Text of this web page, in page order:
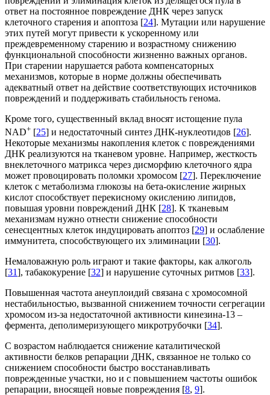
ответ на постоянное повреждение ДНК через запуск
клеточного старения и апоптоза [24]. Мутации или нарушение
этих путей могут привести к ускоренному или
преждевременному старению и возрастному снижению
функциональной способности жизненно важных органов.
При старении нарушается работа компенсаторных
механизмов, которые в норме должны обеспечивать
адекватный ответ на действие соответствующих источников
повреждений и поддерживать стабильность генома.
Кроме того, существенный вклад вносят истощение пула
NAD+ [25] и недостаточный синтез ДНК-нуклеотидов [26].
Некоторые механизмы накопления клеток с повреждениями
ДНК реализуются на тканевом уровне. Например, жесткость
внеклеточного матрикса через дисморфию клеточного ядра
может провоцировать поломки хромосом [27]. Переключение
клеток с метаболизма глюкозы на бета-окисление жирных
кислот способствует перекисному окислению липидов,
повышая уровни повреждений ДНК [28]. К тканевым
механизмам нужно отнести снижение способности
сенесцентных клеток индуцировать апоптоз [29] и ослабление
иммунитета, способствующего их элиминации [30].
Немаловажную роль играют и такие факторы, как алкоголь
[31], табакокурение [32] и нарушение суточных ритмов [33].
Повышенная частота анеуплоидий связана с хромосомной
нестабильностью, вызванной снижением точности сегрегации
хромосом из-за недостаточной активности кинезина-13 –
фермента, деполимеризующего микротрубочки [34].
С возрастом наблюдается снижение каталитической
активности белков репарации ДНК, связанное не только со
снижением способности быстро восстанавливать
поврежденные участки, но и с повышением частоты ошибок
репарации, вносящей новые повреждения [8, 9].